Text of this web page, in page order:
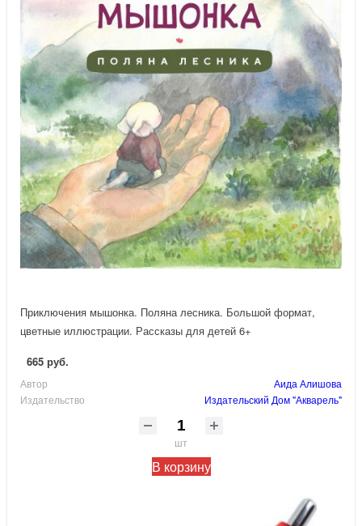
Приключения мышонка. Поляна лесника. Большой формат,
цветные иллюстрации. Рассказы для детей 6+
665 руб.
Автор
Аида Алишова
Издательство
Издательский Дом "Акварель"
шт
В корзину